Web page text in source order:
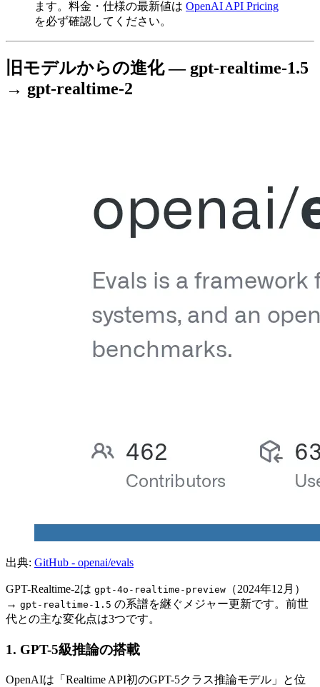
ます。料金・仕様の最新値は OpenAI API Pricing
を必ず確認してください。
旧モデルからの進化 — gpt-realtime-1.5
→ gpt-realtime-2
出典: GitHub - openai/evals
GPT-Realtime-2は gpt-4o-realtime-preview （2024年12月）
→ gpt-realtime-1.5 の系譜を継ぐメジャー更新です。前世
代との主な変化点は3つです。
1. GPT-5級推論の搭載
OpenAIは「Realtime API初のGPT-5クラス推論モデル」と位